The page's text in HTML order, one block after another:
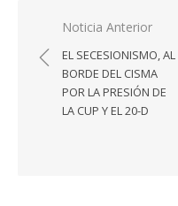
Navegación
de
entradas
Noticia Anterior
EL SECESIONISMO, AL
BORDE DEL CISMA
POR LA PRESIÓN DE
LA CUP Y EL 20-D